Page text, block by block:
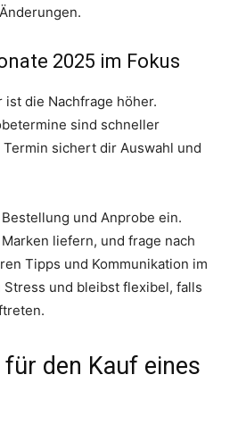
2025 im Fokus
ist die Nachfrage höher.
sind schneller
sichert dir Auswahl und
und Anprobe ein.
liefern, und frage nach
Tipps und Kommunikation im
und bleibst flexibel, falls
den Kauf eines